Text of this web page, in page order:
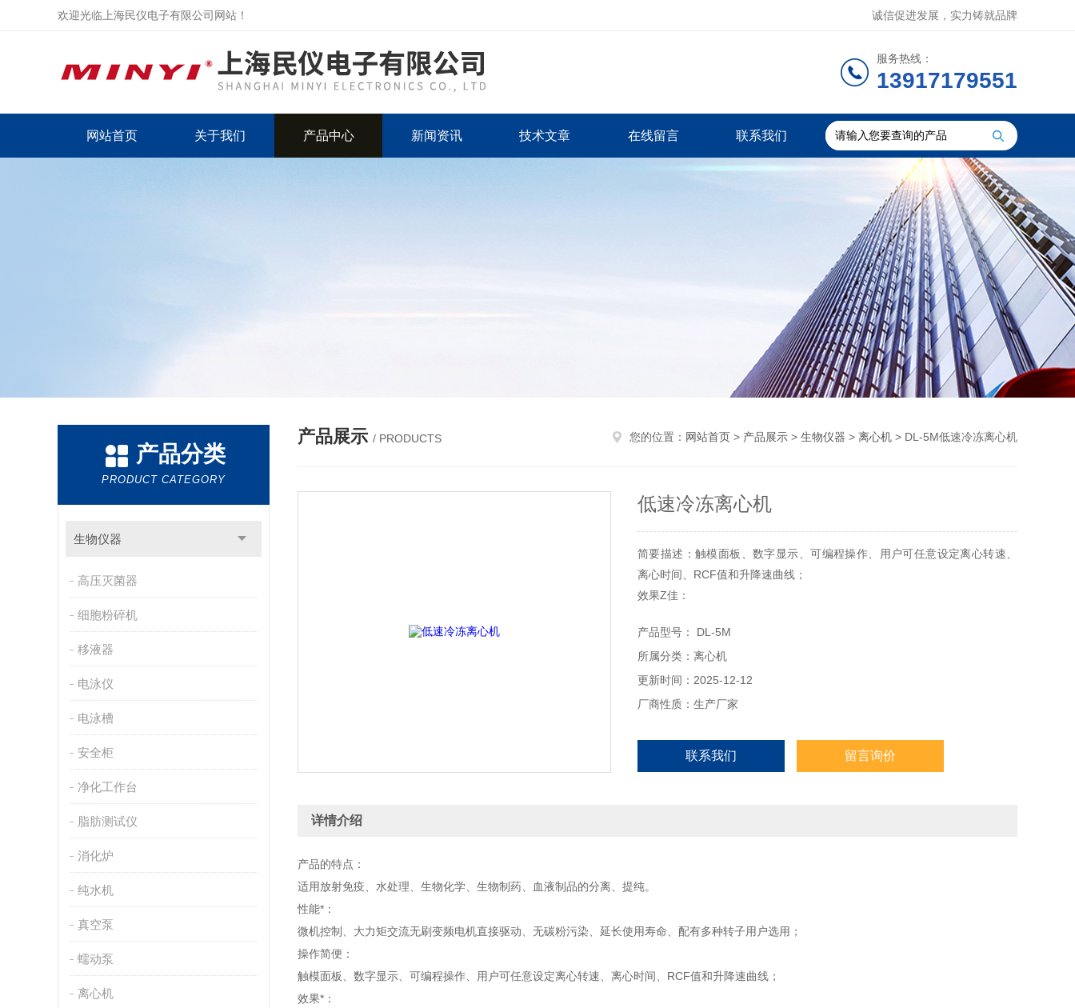
欢迎光临上海民仪电子有限公司网站！ 诚信促进发展，实力铸就品牌
服务热线：
13917179551
网站首页 关于我们 产品中心 新闻资讯 技术文章 在线留言 联系我们
产品分类
PRODUCT CATEGORY
生物仪器
高压灭菌器
细胞粉碎机
移液器
电泳仪
电泳槽
安全柜
净化工作台
脂肪测试仪
消化炉
纯水机
真空泵
蠕动泵
离心机
产品展示 / PRODUCTS 您的位置： 网站首页 > 产品展示 > 生物仪器 > 离心机 > DL-5M低速冷冻离心机
低速冷冻离心机
简要描述：触模面板、数字显示、可编程操作、用户可任意设定离心转速、
离心时间、RCF值和升降速曲线；
效果Z佳：
降温降噪技术、离心效果达到Z佳；
产品型号： DL-5M
所属分类：离心机
更新时间：2025-12-12
厂商性质：生产厂家
联系我们 留言询价
详情介绍
产品的特点：
适用放射免疫、水处理、生物化学、生物制药、血液制品的分离、提纯。
性能*：
微机控制、大力矩交流无刷变频电机直接驱动、无碳粉污染、延长使用寿命、配有多种转子用户选用；
操作简便：
触模面板、数字显示、可编程操作、用户可任意设定离心转速、离心时间、RCF值和升降速曲线；
效果*：